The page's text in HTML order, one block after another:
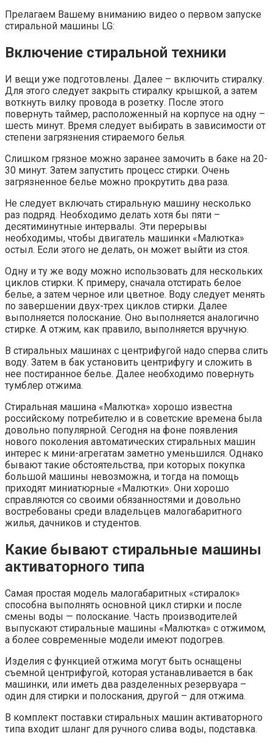
Прелагаем Вашему вниманию видео о первом запуске
стиральной машины LG:
Включение стиральной техники
И вещи уже подготовлены. Далее – включить стиралку.
Для этого следует закрыть стиралку крышкой, а затем
воткнуть вилку провода в розетку. После этого
повернуть таймер, расположенный на корпусе на одну –
шесть минут. Время следует выбирать в зависимости от
степени загрязнения стираемого белья.
Слишком грязное можно заранее замочить в баке на 20-
30 минут. Затем запустить процесс стирки. Очень
загрязненное белье можно прокрутить два раза.
Не следует включать стиральную машину несколько
раз подряд. Необходимо делать хотя бы пяти –
десятиминутные интервалы. Эти перерывы
необходимы, чтобы двигатель машинки «Малютка»
остыл. Если этого не делать, он может выйти из стоя.
Одну и ту же воду можно использовать для нескольких
циклов стирки. К примеру, сначала отстирать белое
белье, а затем черное или цветное. Воду следует менять
по завершении двух-трех циклов стирки. Далее
выполняется полоскание. Оно выполняется аналогично
стирке. А отжим, как правило, выполняется вручную.
В стиральных машинах с центрифугой надо сперва слить
воду. Затем в бак установить центрифугу и сложить в
нее постиранное белье. Далее необходимо повернуть
тумблер отжима.
Стиральная машина «Малютка» хорошо известна
российскому потребителю и в советские времена была
довольно популярной. Сегодня на фоне появления
нового поколения автоматических стиральных машин
интерес к мини-агрегатам заметно уменьшился. Однако
бывают такие обстоятельства, при которых покупка
большой машины невозможна, и тогда на помощь
приходят миниатюрные «Малютки». Они хорошо
справляются со своими обязанностями и довольно
востребованы среди владельцев малогабаритного
жилья, дачников и студентов.
Какие бывают стиральные машины
активаторного типа
Самая простая модель малогабаритных «стиралок»
способна выполнять основной цикл стирки и после
смены воды — полоскание. Часть производителей
выпускают стиральные машины «Малютка» с отжимом,
а более современные модели имеют подогрев.
Изделия с функцией отжима могут быть оснащены
съемной центрифугой, которая устанавливается в бак
машинки, или иметь два разделенных резервуара –
один для стирки и полоскания, другой – для отжима.
В комплект поставки стиральных машин активаторного
типа входит шланг для ручного слива воды, подставка.